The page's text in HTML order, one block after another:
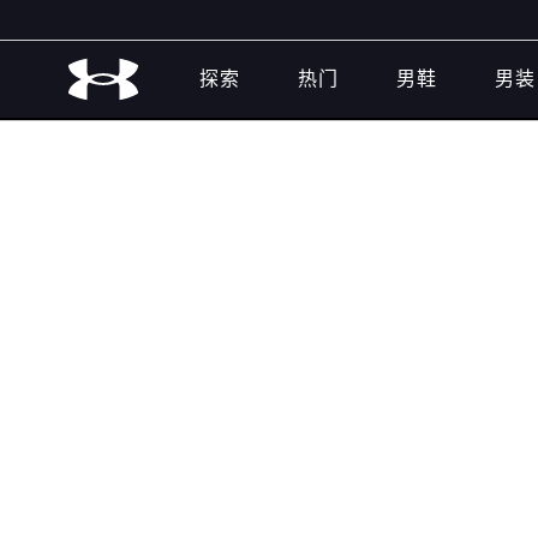
探索 热门 男鞋 男装